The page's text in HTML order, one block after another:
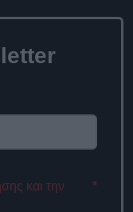
και την
*